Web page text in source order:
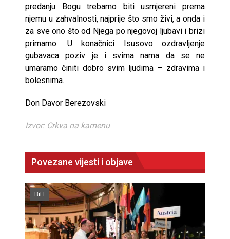
predanju Bogu trebamo biti usmjereni prema
njemu u zahvalnosti, najprije što smo živi, a onda i
za sve ono što od Njega po njegovoj ljubavi i brizi
primamo. U konačnici Isusovo ozdravljenje
gubavaca poziv je i svima nama da se ne
umaramo činiti dobro svim ljudima – zdravima i
bolesnima.
Don Davor Berezovski
Izvor: Crkva na kamenu
Povezane vijesti i objave
BiH